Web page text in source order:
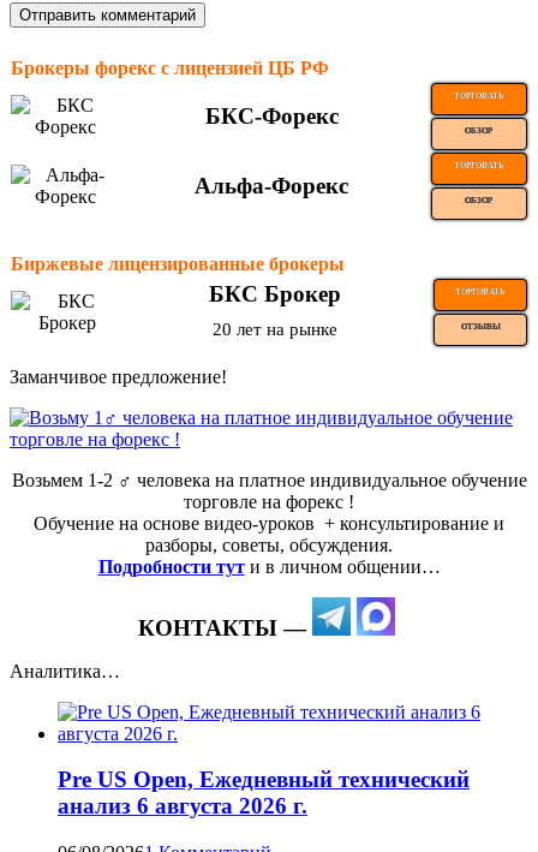
Брокеры форекс с лицензией ЦБ РФ
БКС-Форекс
ТОРГОВАТЬ
ОБЗОР
Альфа-Форекс
ТОРГОВАТЬ
ОБЗОР
Биржевые лицензированные брокеры
БКС Брокер ТОРГОВАТЬ
20 лет на рынке ОТЗЫВЫ
Заманчивое предложение!
Возьмем 1-2 ‍♂️ человека на платное индивидуальное обучение
торговле на форекс !
Обучение на основе видео-уроков ️ + консультирование и
разборы, советы, обсуждения.
Подробности тут и в личном общении…
КОНТАКТЫ —
Аналитика…
Pre US Open, Ежедневный технический
анализ 6 августа 2026 г.